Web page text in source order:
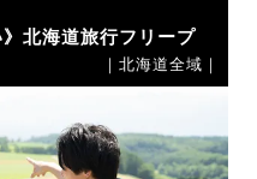
》北海道旅行フリープ
｜北海道全域｜